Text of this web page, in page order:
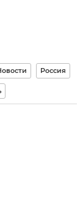
Россия